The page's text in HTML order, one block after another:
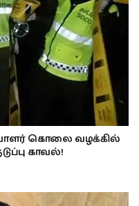
கொலை வழக்கில்
காவல்!